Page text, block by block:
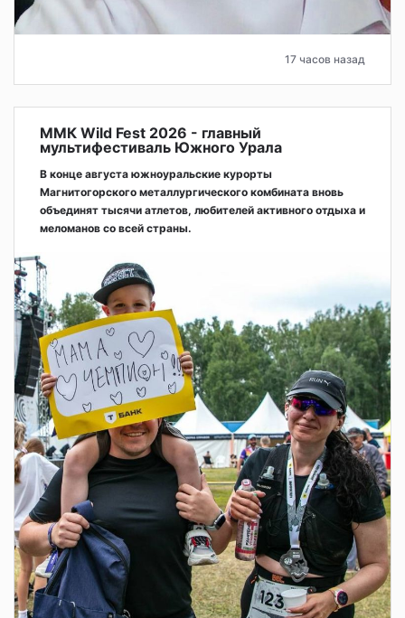
17 часов назад
ММК Wild Fest 2026 - главный
мультифестиваль Южного Урала
В конце августа южноуральские курорты
Магнитогорского металлургического комбината вновь
объединят тысячи атлетов, любителей активного отдыха и
меломанов со всей страны.